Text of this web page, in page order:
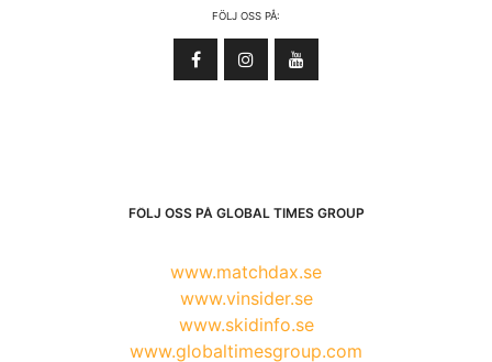
FÖLJ OSS PÅ:
FÖLJ OSS PÅ GLOBAL TIMES GROUP
www.matchdax.se
www.vinsider.se
www.skidinfo.se
www.globaltimesgroup.com